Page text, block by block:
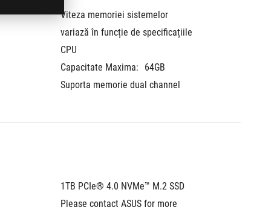
Viteza memoriei sistemelor
variază în funcție de specificațiile
CPU
Capacitate Maxima:
64GB
Suporta memorie dual channel
1TB PCIe® 4.0 NVMe™ M.2 SSD
Please contact ASUS for more